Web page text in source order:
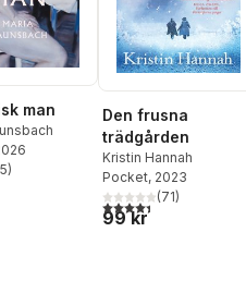
man
Totalt antal röster:
5)
Den frusna
trädgården
Kristin Hannah
Pocket, 2023
4,4utav 5 stjärnor.
(71)
99 kr